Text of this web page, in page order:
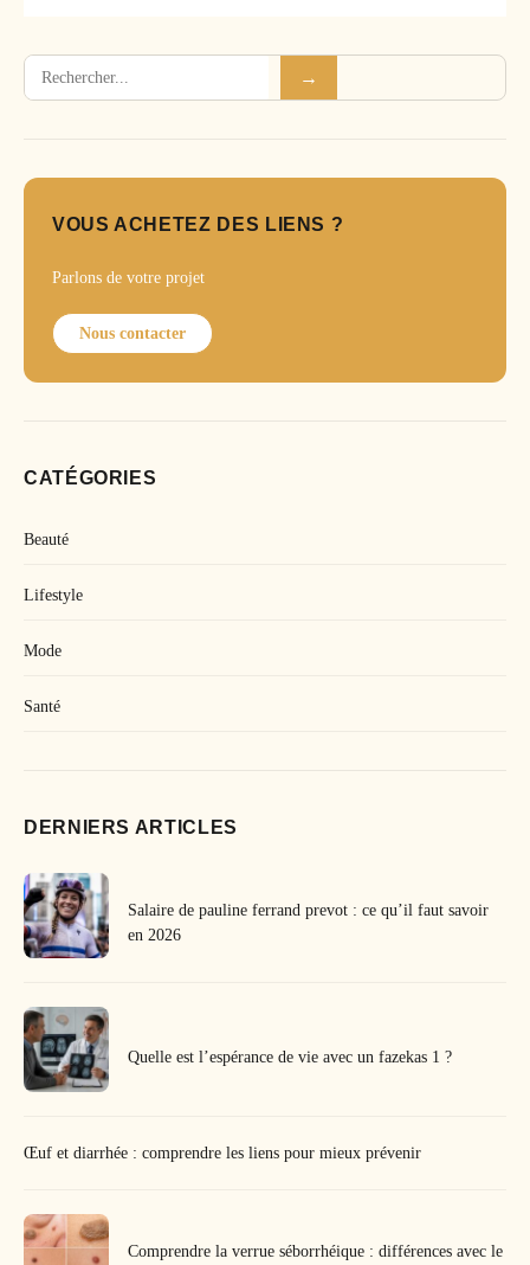
Rechercher →
VOUS ACHETEZ DES LIENS ?
Parlons de votre projet
Nous contacter
CATÉGORIES
Beauté
Lifestyle
Mode
Santé
DERNIERS ARTICLES
Salaire de pauline ferrand prevot : ce qu’il faut savoir
en 2026
Quelle est l’espérance de vie avec un fazekas 1 ?
Œuf et diarrhée : comprendre les liens pour mieux prévenir
Comprendre la verrue séborrhéique : différences avec le